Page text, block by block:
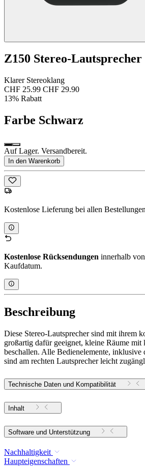
Z150 Stereo-Lautsprecher
Klarer Stereoklang
CHF 25.99 CHF 29.90
13% Rabatt
Farbe Schwarz
Auf Lager. Versandbereit.
In den Warenkorb
Kostenlose Lieferung bei allen
Kostenlose Rücksendungen innerhalb
Kaufdatum.
Beschreibung
Diese Stereo-Lautsprecher sind mit ihrem
großartig dafür geeignet, kleine Räume mit
beschallen. Alle Bedienelemente, inklusive
sind am rechten Lautsprecher leicht
Technische Daten und Kompatibilität
Inhalt
Software und Unterstützung
Nachhaltigkeit
Haupteigenschaften